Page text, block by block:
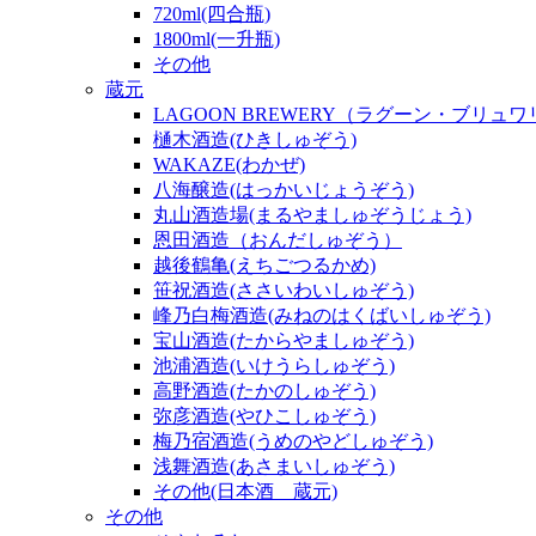
720ml(四合瓶)
1800ml(一升瓶)
その他
蔵元
LAGOON BREWERY（ラグーン・ブリュワ
樋木酒造(ひきしゅぞう)
WAKAZE(わかぜ)
八海醸造(はっかいじょうぞう)
丸山酒造場(まるやましゅぞうじょう)
恩田酒造（おんだしゅぞう）
越後鶴亀(えちごつるかめ)
笹祝酒造(ささいわいしゅぞう)
峰乃白梅酒造(みねのはくばいしゅぞう)
宝山酒造(たからやましゅぞう)
池浦酒造(いけうらしゅぞう)
高野酒造(たかのしゅぞう)
弥彦酒造(やひこしゅぞう)
梅乃宿酒造(うめのやどしゅぞう)
浅舞酒造(あさまいしゅぞう)
その他(日本酒 蔵元)
その他